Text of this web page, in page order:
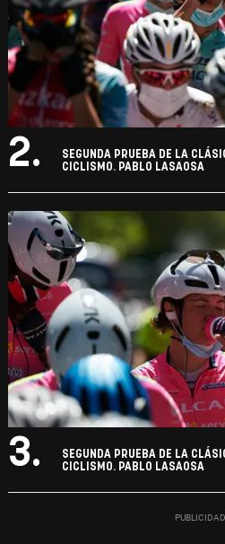
2.
SEGUNDA PRUEBA DE LA
CICLISMO. PABLO LASAOSA
3.
SEGUNDA PRUEBA DE LA
CICLISMO. PABLO LASAOSA